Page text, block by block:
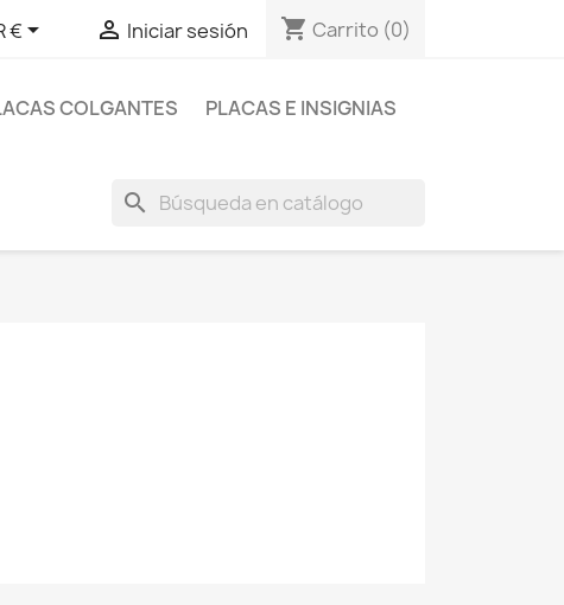
€  Iniciar sesión shopping_cart Carrito (0)
COLGANTES PLACAS E INSIGNIAS
search